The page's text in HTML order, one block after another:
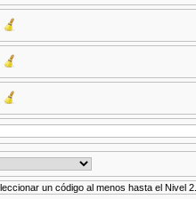
un código al menos hasta el Nivel 2.